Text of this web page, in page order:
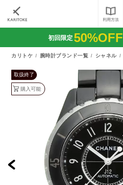
初回限定50%OFF
カリトケ 腕時計ブランド一覧 シャネル
取扱終了
購入可能